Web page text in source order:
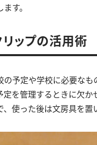
す。
ップの活用術
の予定や学校に必要な
定を管理するときに欠
、使った後は文房具を